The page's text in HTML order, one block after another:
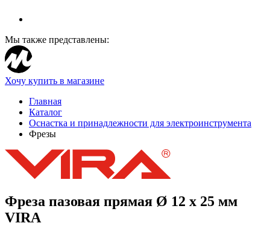
Мы также представлены:
Хочу купить в магазине
Главная
Каталог
Оснастка и принадлежности для электроинструмента
Фрезы
Фреза пазовая прямая Ø 12 х 25 мм
VIRA